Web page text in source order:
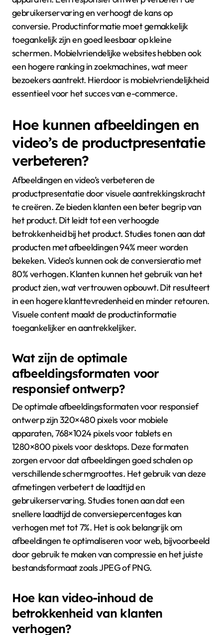
Mobielvriendelijkheid speelt een cruciale rol in
productpresentatie. Het zorgt ervoor dat producten
optimaal worden weergegeven op mobiele
apparaten. Dit is belangrijk omdat steeds meer
consumenten hun aankopen via smartphones doen.
Volgens onderzoek van Statista in 2021, komt meer
dan 50% van het online verkeer van mobiele
gebruikerservaring en verhoogt de kans op
conversie. Productinformatie moet gemakkelijk
toegankelijk zijn en goed leesbaar op kleine
schermen. Mobielvriendelijke websites hebben ook
bezoekers aantrekt. Hierdoor is mobielvriendelijkheid
essentieel voor het succes van e-commerce.
Hoe kunnen afbeeldingen en
video’s de productpresentatie
verbeteren?
Afbeeldingen en video’s verbeteren de
productpresentatie door visuele aantrekkingskracht
te creëren. Ze bieden klanten een beter begrip van
het product. Dit leidt tot een verhoogde
producten met afbeeldingen 94% meer worden
bekeken. Video’s kunnen ook de conversieratio met
80% verhogen. Klanten kunnen het gebruik van het
product zien, wat vertrouwen opbouwt. Dit resulteert
in een hogere klanttevredenheid en minder retouren.
Visuele content maakt de productinformatie
toegankelijker en aantrekkelijker.
Wat zijn de optimale
afbeeldingsformaten voor
responsief ontwerp?
De optimale afbeeldingsformaten voor responsief
ontwerp zijn 320×480 pixels voor mobiele
apparaten, 768×1024 pixels voor tablets en
1280×800 pixels voor desktops. Deze formaten
zorgen ervoor dat afbeeldingen goed schalen op
afmetingen verbetert de laadtijd en
gebruikerservaring. Studies tonen aan dat een
snellere laadtijd de conversiepercentages kan
verhogen met tot 7%. Het is ook belangrijk om